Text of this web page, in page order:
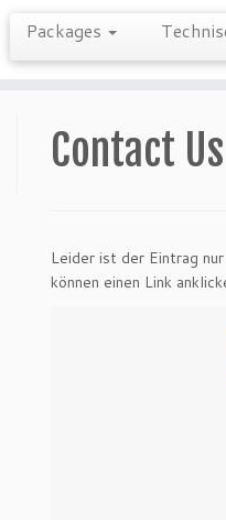
Packages
Contact Us
Leider ist der Eintrag
können einen Link